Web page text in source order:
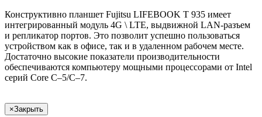
Конструктивно планшет Fujitsu LIFEBOOK T 935 имеет
интегрированный модуль 4G \ LTE, выдвижной LАN-разъем
и репликатор портов. Это позволит успешно пользоваться
устройством как в офисе, так и в удаленном рабочем месте.
Достаточно высокие показатели производительности
обеспечиваются компьютеру мощными процессорами от Intel
серий Core С–5/С–7.
×Закрыть